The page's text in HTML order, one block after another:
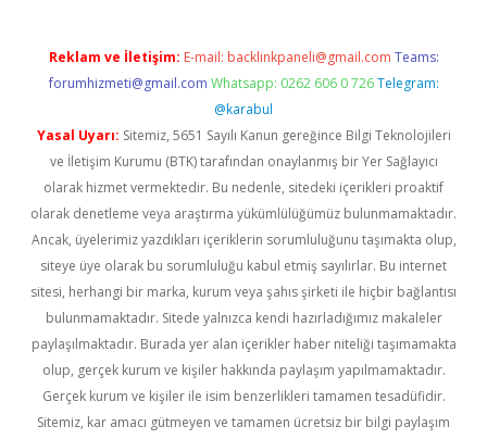
Reklam ve İletişim: E-mail: backlinkpaneli@gmail.com Teams:
forumhizmeti@gmail.com Whatsapp: 0262 606 0 726 Telegram:
@karabul
Yasal Uyarı: Sitemiz, 5651 Sayılı Kanun gereğince Bilgi Teknolojileri
ve İletişim Kurumu (BTK) tarafından onaylanmış bir Yer Sağlayıcı
olarak hizmet vermektedir. Bu nedenle, sitedeki içerikleri proaktif
olarak denetleme veya araştırma yükümlülüğümüz bulunmamaktadır.
Ancak, üyelerimiz yazdıkları içeriklerin sorumluluğunu taşımakta olup,
siteye üye olarak bu sorumluluğu kabul etmiş sayılırlar. Bu internet
sitesi, herhangi bir marka, kurum veya şahıs şirketi ile hiçbir bağlantısı
bulunmamaktadır. Sitede yalnızca kendi hazırladığımız makaleler
paylaşılmaktadır. Burada yer alan içerikler haber niteliği taşımamakta
olup, gerçek kurum ve kişiler hakkında paylaşım yapılmamaktadır.
Gerçek kurum ve kişiler ile isim benzerlikleri tamamen tesadüfidir.
Sitemiz, kar amacı gütmeyen ve tamamen ücretsiz bir bilgi paylaşım